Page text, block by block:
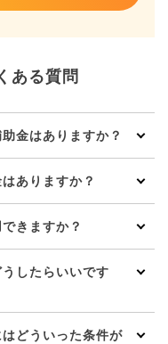
ある質問
金はありますか？
ありますか？
きますか？
したらいいです
どういった条件が